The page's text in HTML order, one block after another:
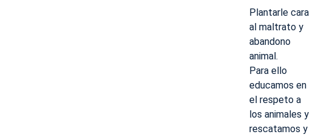
Plantarle cara
al maltrato y
abandono
animal.
Para ello
educamos en
el respeto a
los animales y
rescatamos y